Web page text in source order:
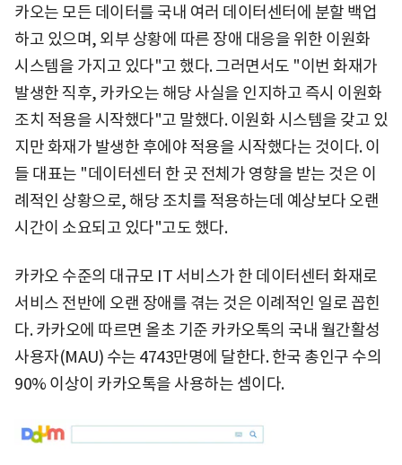
카오는 모든 데이터를 국내 여러 데이터센터에 분할 백업
하고 있으며, 외부 상황에 따른 장애 대응을 위한 이원화
시스템을 가지고 있다"고 했다. 그러면서도 "이번 화재가
발생한 직후, 카카오는 해당 사실을 인지하고 즉시 이원화
조치 적용을 시작했다"고 말했다. 이원화 시스템을 갖고 있
지만 화재가 발생한 후에야 적용을 시작했다는 것이다. 이
들 대표는 "데이터센터 한 곳 전체가 영향을 받는 것은 이
례적인 상황으로, 해당 조치를 적용하는데 예상보다 오랜
시간이 소요되고 있다"고도 했다.
카카오 수준의 대규모 IT 서비스가 한 데이터센터 화재로
서비스 전반에 오랜 장애를 겪는 것은 이례적인 일로 꼽힌
다. 카카오에 따르면 올초 기준 카카오톡의 국내 월간활성
사용자(MAU) 수는 4743만명에 달한다. 한국 총인구 수의
90% 이상이 카카오톡을 사용하는 셈이다.